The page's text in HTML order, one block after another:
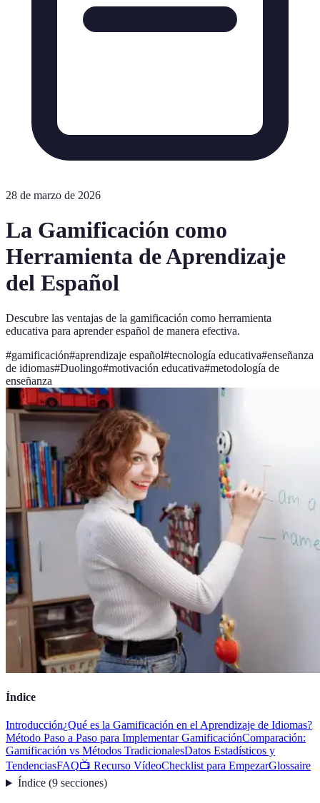
28 de marzo de 2026
La Gamificación como
Herramienta de Aprendizaje
del Español
Descubre las ventajas de la gamificación como herramienta
educativa para aprender español de manera efectiva.
#gamificación#aprendizaje español#tecnología educativa#enseñanza
de idiomas#Duolingo#motivación educativa#metodología de
enseñanza
Índice
Introducción¿Qué es la Gamificación en el Aprendizaje de Idiomas?
Método Paso a Paso para Implementar GamificaciónComparación:
Gamificación vs Métodos TradicionalesDatos Estadísticos y
TendenciasFAQ📺 Recurso VídeoChecklist para EmpezarGlossaire
Índice(9 secciones)